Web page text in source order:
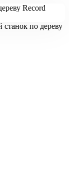
по дереву